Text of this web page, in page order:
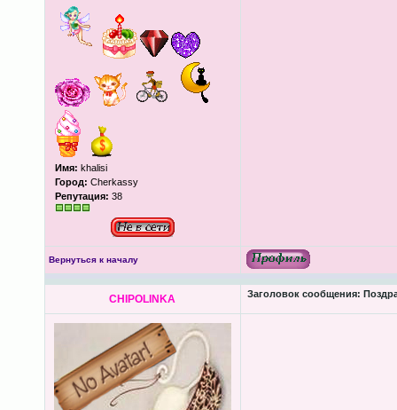
Имя: khalisi
Город: Cherkassy
Репутация: 38
Вернуться к началу
CHIPOLINKA Заголовок сообщения: